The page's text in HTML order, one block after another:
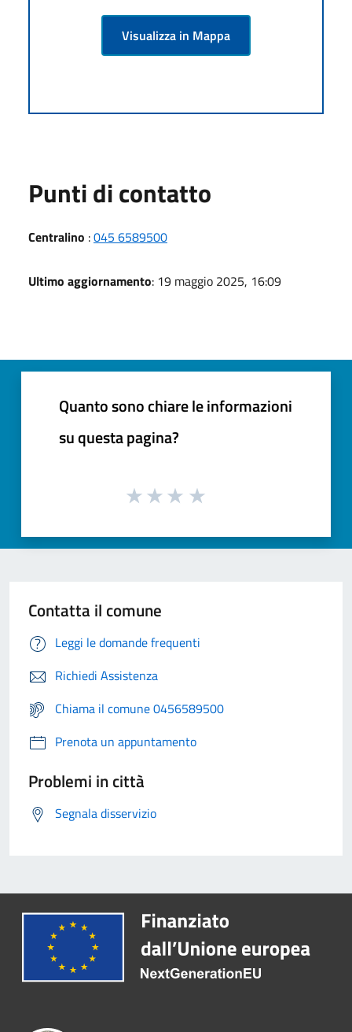
Visualizza in Mappa
Punti di contatto
Centralino :045 6589500
Ultimo aggiornamento: 19 maggio 2025, 16:09
Quanto sono chiare le informazioni
su questa pagina?
Contatta il comune
Leggi le domande frequenti
Richiedi Assistenza
Chiama il comune 0456589500
Prenota un appuntamento
Problemi in città
Segnala disservizio